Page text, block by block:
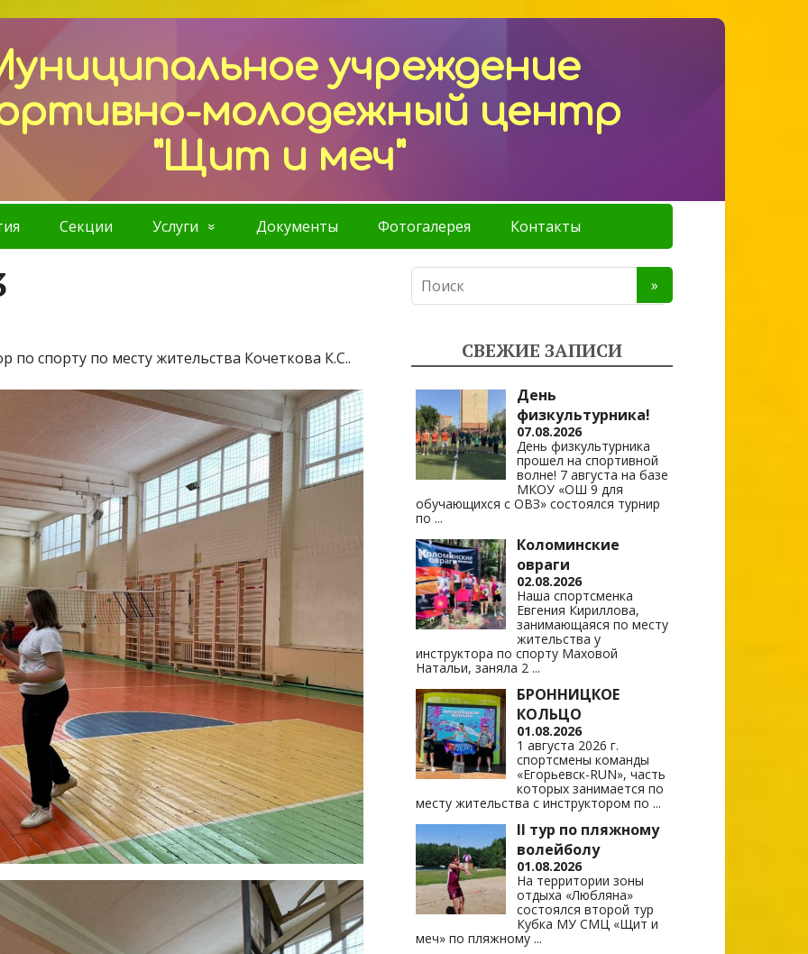
учреждение
молодежный центр
"Щит и меч"
Секции Услуги Документы Фотогалерея Контакты
спорту по месту жительства Кочеткова К.С.. СВЕЖИЕ ЗАПИСИ
День
физкультурника!
07.08.2026
День физкультурника
прошел на спортивной
волне! 7 августа на базе
МКОУ «ОШ 9 для
обучающихся с ОВЗ» состоялся турнир
по...
Коломинские
овраги
02.08.2026
Наша спортсменка
Евгения Кириллова,
занимающаяся по месту
жительства у
инструктора по спорту Маховой
Натальи, заняла 2 ...
БРОННИЦКОЕ
КОЛЬЦО
01.08.2026
1 августа 2026 г.
спортсмены команды
«Егорьевск-RUN», часть
которых занимается по
месту жительства с инструктором по ...
II тур по пляжному
волейболу
01.08.2026
На территории зоны
отдыха «Любляна»
состоялся второй тур
Кубка МУ СМЦ «Щит и
меч» по пляжному ...